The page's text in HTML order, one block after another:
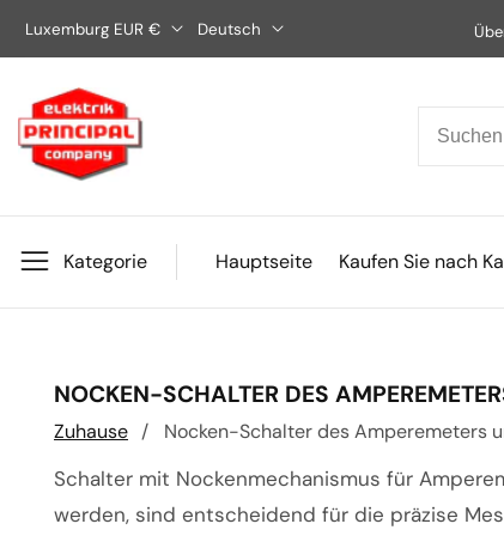
Luxemburg EUR € Deutsch
Kategorie Hauptseite Kaufen Sie nach
KATEGORIE:
NOCKEN-SCHALTER DES
Zuhause Nocken-Schalter des Amperemeters
Schalter mit Nockenmechanismus für
werden, sind entscheidend für die präzise